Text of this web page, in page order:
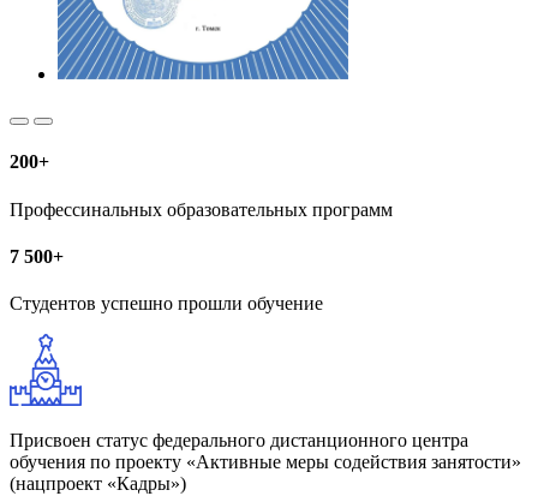
200+
Профессинальных образовательных программ
7 500+
Студентов успешно прошли обучение
Присвоен статус федерального дистанционного центра
обучения по проекту «Активные меры содействия занятости»
(нацпроект «Кадры»)